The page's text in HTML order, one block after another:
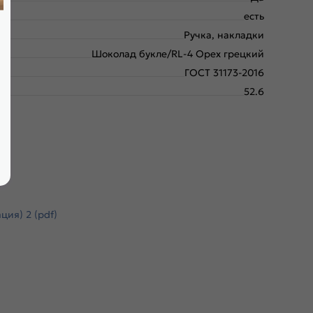
есть
Ручка, накладки
Шоколад букле/RL-4 Орех грецкий
ГОСТ 31173-2016
52.6
2 (pdf)